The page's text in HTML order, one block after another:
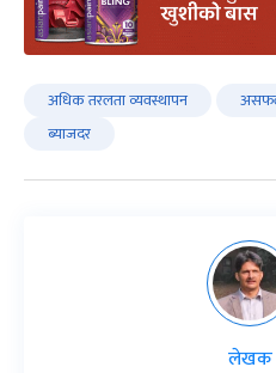
अधिक तरलता व्यवस्थापन
ब्याजदर
लेखक